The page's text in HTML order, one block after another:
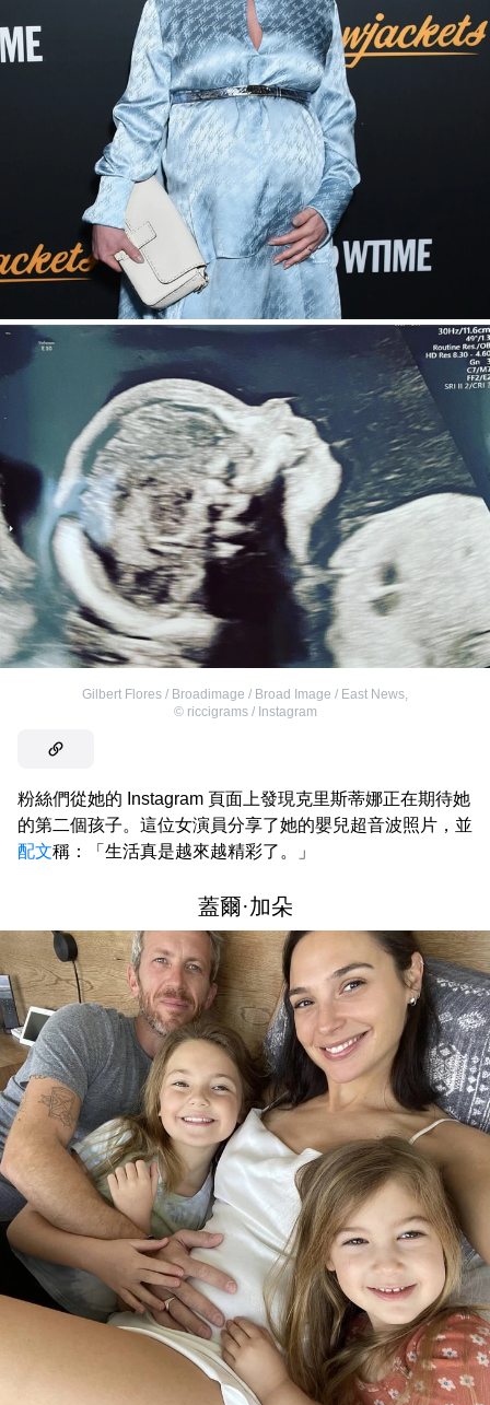
Gilbert Flores / Broadimage / Broad Image / East News,
© riccigrams / Instagram
粉絲們從她的 Instagram 頁面上發現克里斯蒂娜正在期待她
的第二個孩子。這位女演員分享了她的嬰兒超音波照片，並
配文稱：「生活真是越來越精彩了。」
蓋爾·加朵